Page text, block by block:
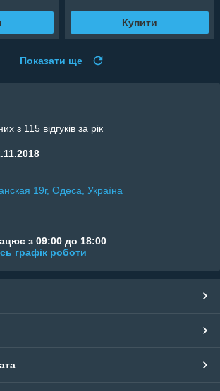
Купити
Показати ще
з 115 відгуків за рік
19г, Одеса, Україна
з 09:00 до 18:00
графік роботи